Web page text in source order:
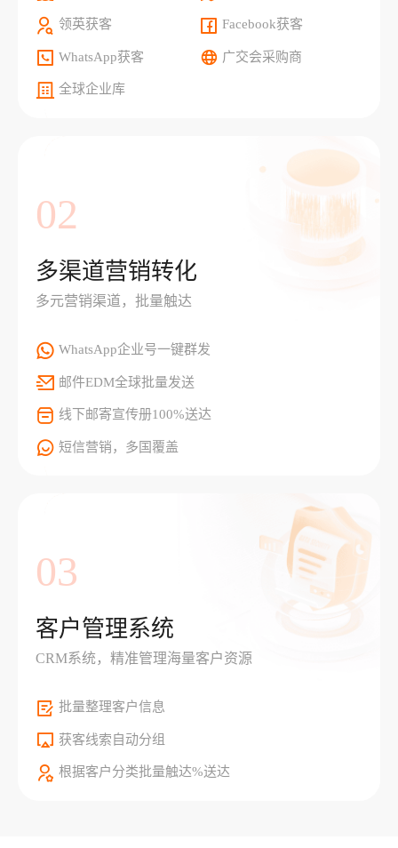
领英获客 Facebook获客
WhatsApp获客 广交会采购商
全球企业库
02
多渠道营销转化
多元营销渠道，批量触达
WhatsApp企业号一键群发
邮件EDM全球批量发送
线下邮寄宣传册100%送达
短信营销，多国覆盖
03
客户管理系统
CRM系统，精准管理海量客户资源
批量整理客户信息
获客线索自动分组
根据客户分类批量触达%送达